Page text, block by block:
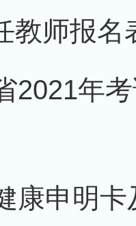
教师报名
2021年
康申明